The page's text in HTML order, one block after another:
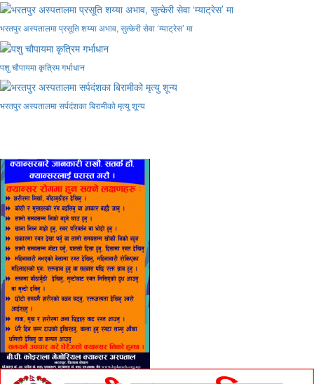
भरतपुर अस्पतालमा प्रसूति शय्या अभाव, सुत्केरी सेवा ‘म्याट्रेस’ मा
पशु चौपायमा कृत्रिम गर्भाधान
भरतपुर अस्पतालमा सर्पदंशका बिरामीको मृत्यु शून्य